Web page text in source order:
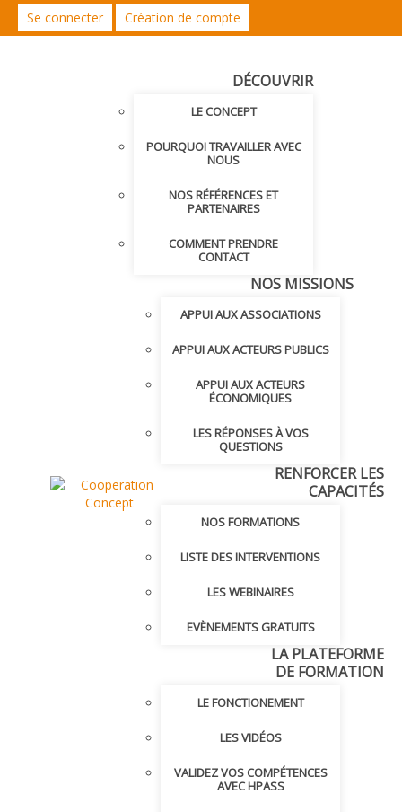
Se connecter Création de compte
DÉCOUVRIR
LE CONCEPT
POURQUOI TRAVAILLER AVEC
NOUS
NOS RÉFÉRENCES ET
PARTENAIRES
COMMENT PRENDRE
CONTACT
NOS MISSIONS
APPUI AUX ASSOCIATIONS
APPUI AUX ACTEURS PUBLICS
APPUI AUX ACTEURS
ÉCONOMIQUES
LES RÉPONSES À VOS
QUESTIONS
RENFORCER LES
CAPACITÉS
NOS FORMATIONS
LISTE DES INTERVENTIONS
LES WEBINAIRES
EVÈNEMENTS GRATUITS
LA PLATEFORME
DE FORMATION
LE FONCTIONEMENT
LES VIDÉOS
VALIDEZ VOS COMPÉTENCES
AVEC HPASS